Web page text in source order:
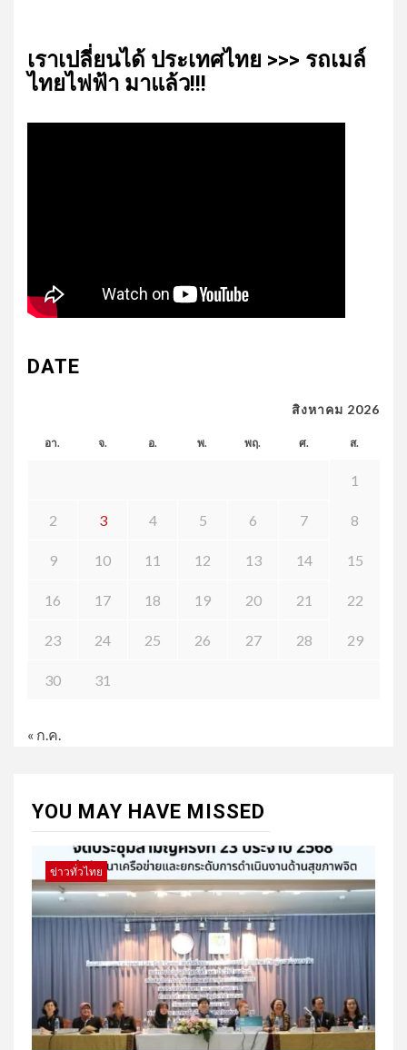
เรา​เปลี่ยน​ได้​ ประเทศ​ไทย​ >>> รถเมล์​
ไทย​ไฟฟ้า​ มาแล้ว!!!
DATE
สิงหาคม 2026
อา. จ. อ. พ. พฤ. ศ. ส.
1
2 3 4 5 6 7 8
9 10 11 12 13 14 15
16 17 18 19 20 21 22
23 24 25 26 27 28 29
30 31
« ก.ค.
YOU MAY HAVE MISSED
ข่าวทั่วไทย